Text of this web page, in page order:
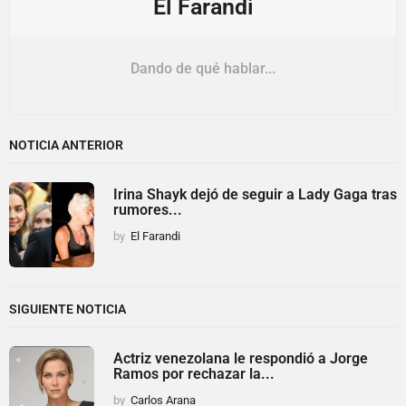
El Farandi
Dando de qué hablar...
NOTICIA ANTERIOR
Irina Shayk dejó de seguir a Lady Gaga tras
rumores...
by El Farandi
SIGUIENTE NOTICIA
Actriz venezolana le respondió a Jorge
Ramos por rechazar la...
by Carlos Arana